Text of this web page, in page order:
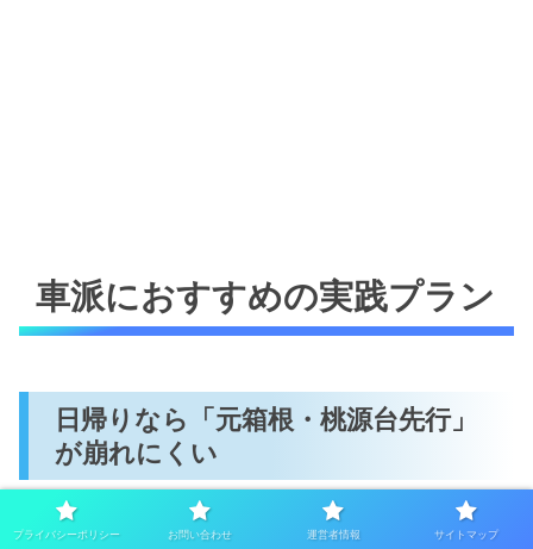
車派におすすめの実践プラン
日帰りなら「元箱根・桃源台先行」
が崩れにくい
日帰りで箱根を回るなら、 朝のうちに元箱根または桃源台
プライバシーポリシー お問い合わせ 運営者情報 サイトマップ